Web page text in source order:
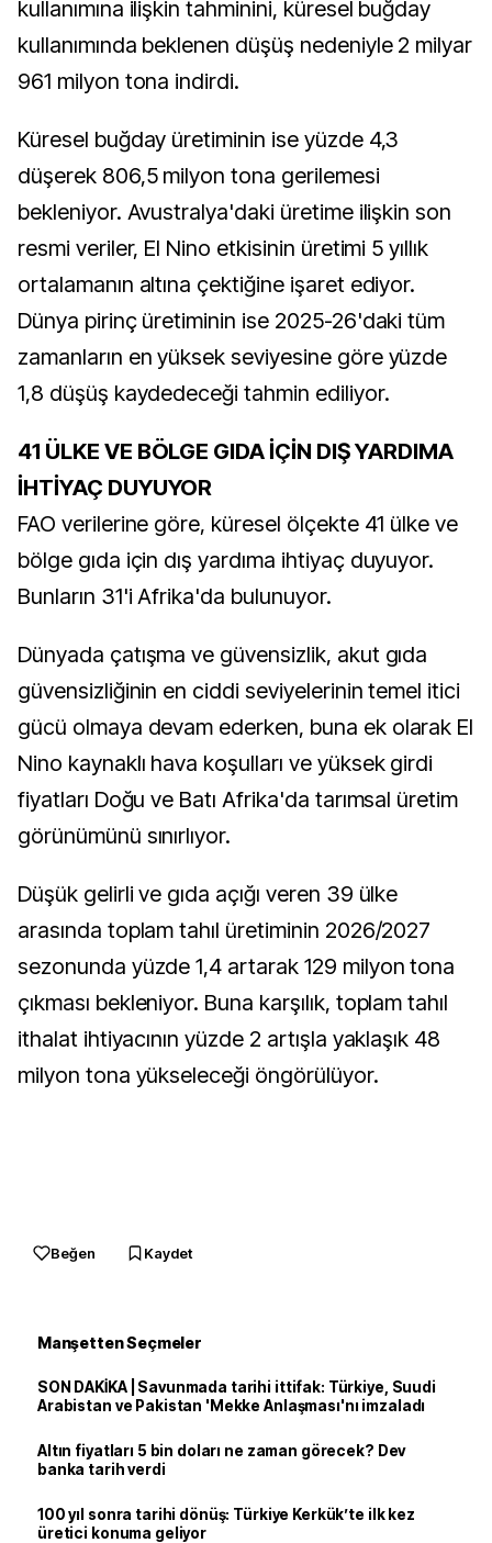
kullanımına ilişkin tahminini, küresel buğday
kullanımında beklenen düşüş nedeniyle 2 milyar
961 milyon tona indirdi.
Küresel buğday üretiminin ise yüzde 4,3
düşerek 806,5 milyon tona gerilemesi
bekleniyor. Avustralya'daki üretime ilişkin son
resmi veriler, El Nino etkisinin üretimi 5 yıllık
ortalamanın altına çektiğine işaret ediyor.
Dünya pirinç üretiminin ise 2025-26'daki tüm
zamanların en yüksek seviyesine göre yüzde
1,8 düşüş kaydedeceği tahmin ediliyor.
41 ÜLKE VE BÖLGE GIDA İÇİN DIŞ YARDIMA
İHTİYAÇ DUYUYOR
FAO verilerine göre, küresel ölçekte 41 ülke ve
bölge gıda için dış yardıma ihtiyaç duyuyor.
Bunların 31'i Afrika'da bulunuyor.
Dünyada çatışma ve güvensizlik, akut gıda
güvensizliğinin en ciddi seviyelerinin temel itici
gücü olmaya devam ederken, buna ek olarak El
Nino kaynaklı hava koşulları ve yüksek girdi
fiyatları Doğu ve Batı Afrika'da tarımsal üretim
görünümünü sınırlıyor.
Düşük gelirli ve gıda açığı veren 39 ülke
arasında toplam tahıl üretiminin 2026/2027
sezonunda yüzde 1,4 artarak 129 milyon tona
çıkması bekleniyor. Buna karşılık, toplam tahıl
ithalat ihtiyacının yüzde 2 artışla yaklaşık 48
milyon tona yükseleceği öngörülüyor.
Beğen Kaydet
Manşetten Seçmeler
SON DAKİKA | Savunmada tarihi ittifak: Türkiye, Suudi
Arabistan ve Pakistan 'Mekke Anlaşması'nı imzaladı
Altın fiyatları 5 bin doları ne zaman görecek? Dev
banka tarih verdi
100 yıl sonra tarihi dönüş: Türkiye Kerkük’te ilk kez
üretici konuma geliyor